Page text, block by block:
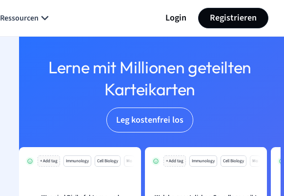
Ressourcen Login Registrieren
Lerne mit Millionen geteilten
Karteikarten
Leg kostenfrei los
+ Add tag Immunology Cell Biology Mo + Add tag Immunology Cell Biology Mo